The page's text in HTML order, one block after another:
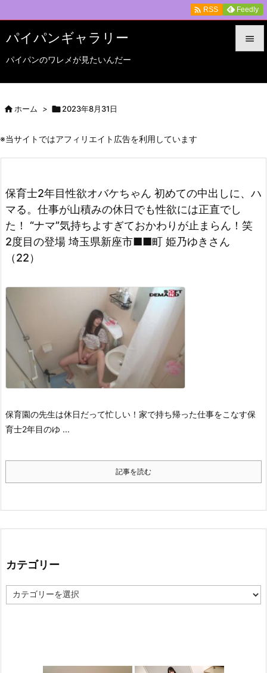
パイパンギャラリー
パイパンのワレメが見たいんだー


検索
 RSS Feedly
ホーム > 2023年8月31日
※当サイトではアフィリエイト広告を利用しています
保育士2年目性欲オバケちゃん 初めての中出しに、ハ
マる。仕事が山積みの休日でも性欲には正直でし
た！ “ナマ”気持ちよすぎておかわりが止まらん！笑
2度目の登場 埼玉県新座市■■町 姫乃ゆきさん
（22）
保育園の先生は休日だって忙しい！家で持ち帰った仕事をこなす保
育士2年目のゆ ...
記事を読む
カテゴリー
テ